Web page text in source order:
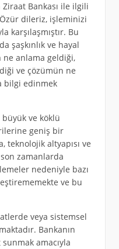
Bankası ile ilgili
dileriz, işleminizi
karşılaşmıştır. Bu
şaşkınlık ve hayal
ne anlama geldiği,
ve çözümün ne
bilgi edinmek
ve köklü
geniş bir
teknolojik altyapısı ve
zamanlarda
nedeniyle bazı
ve bu
veya sistemsel
Bankanın
amacıyla